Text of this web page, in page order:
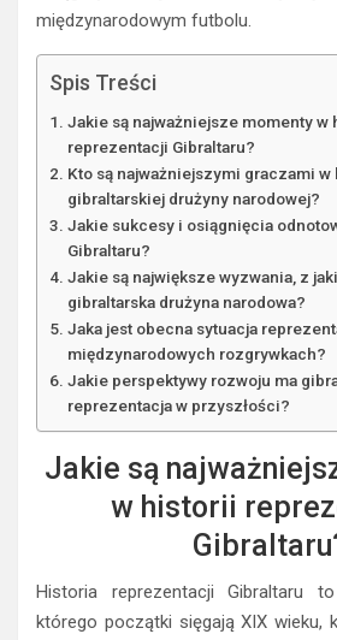
międzynarodowym futbolu.
Spis Treści
Jakie są najważniejsze momenty w
reprezentacji Gibraltaru?
Kto są najważniejszymi graczami w
gibraltarskiej drużyny narodowej?
Jakie sukcesy i osiągnięcia
Gibraltaru?
Jakie są największe wyzwania, z
gibraltarska drużyna narodowa?
Jaka jest obecna sytuacja
międzynarodowych rozgrywkach?
Jakie perspektywy rozwoju ma
reprezentacja w przyszłości?
Jakie są
w historii
Historia reprezentacji Gibraltaru
którego początki sięgają XIX wieku,